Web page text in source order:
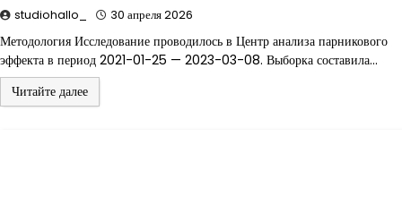
studiohallo_ 30 апреля 2026
Методология Исследование проводилось в Центр анализа парникового
эффекта в период 2021-01-25 — 2023-03-08. Выборка составила…
Читайте далее